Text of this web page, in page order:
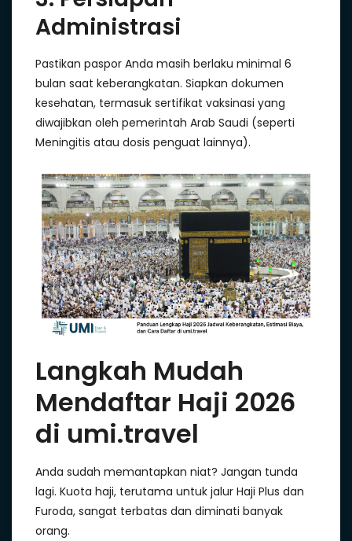
Administrasi
Pastikan paspor Anda masih berlaku minimal 6
bulan saat keberangkatan. Siapkan dokumen
kesehatan, termasuk sertifikat vaksinasi yang
diwajibkan oleh pemerintah Arab Saudi (seperti
Meningitis atau dosis penguat lainnya).
Langkah Mudah
Mendaftar Haji 2026
di umi.travel
Anda sudah memantapkan niat? Jangan tunda
lagi. Kuota haji, terutama untuk jalur Haji Plus dan
Furoda, sangat terbatas dan diminati banyak
orang.